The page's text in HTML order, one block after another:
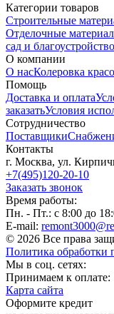
Категории товаров
Строительные
Отделочные
сад и благоустройство
О компании
О насКолеровка
Помощь
Доставка и оплата
заказатьУсловия
Сотрудничество
Поставщики
Контакты
г. Москва, ул.
+7(495)120-20-10
Заказать звонок
Время работы:
Пн. - Пт.: с 8:00 до
E-mail:
© 2026 Все права
Политика обработки
Мы в соц. сетях:
Принимаем к оплате:
Карта сайта
Оформите кредит